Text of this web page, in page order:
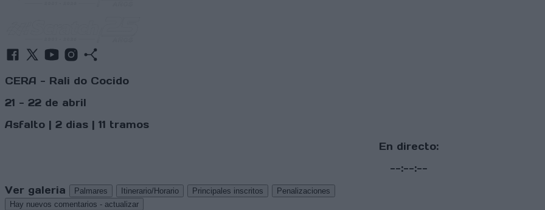
CERA - Rali do Cocido
21 - 22 de abril
Asfalto | 2 dias | 11 tramos
En directo:
--:--:--
Ver galeria
Palmares Itinerario/Horario Principales inscritos
Penalizaciones
Hay nuevos comentarios - actualizar